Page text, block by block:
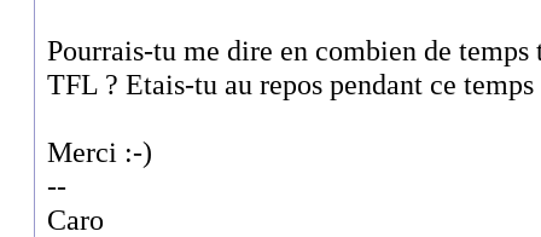
Pourrais-tu me dire en combien de temps
TFL ? Etais-tu au repos pendant ce temps
Merci :-)
--
Caro